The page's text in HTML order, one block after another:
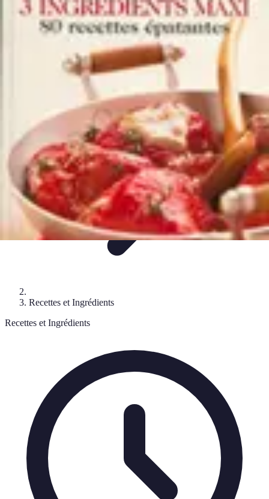
Paleo Cuisine
Nutrition Paléo Nutrition Santé et Nutrition Nutrition et SantéRecettes
Paleo Cuisine
Recettes et Ingrédients
Recettes et Ingrédients